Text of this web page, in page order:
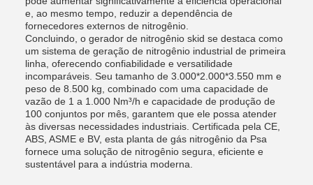
e, ao mesmo tempo, reduzir a dependência de
fornecedores externos de nitrogênio.
Concluindo, o gerador de nitrogênio skid se destaca como
um sistema de geração de nitrogênio industrial de primeira
linha, oferecendo confiabilidade e versatilidade
incomparáveis. Seu tamanho de 3.000*2.000*3.550 mm e
peso de 8.500 kg, combinado com uma capacidade de
vazão de 1 a 1.000 Nm³/h e capacidade de produção de
100 conjuntos por mês, garantem que ele possa atender
às diversas necessidades industriais. Certificada pela CE,
ABS, ASME e BV, esta planta de gás nitrogênio da Psa
fornece uma solução de nitrogênio segura, eficiente e
sustentável para a indústria moderna.